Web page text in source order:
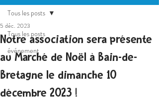
Tous les posts
événement
Tous les posts
Notre association sera présente
au Marché de Noël à Bain-de-
Bretagne le dimanche 10
décembre 2023 !
5 déc. 2023